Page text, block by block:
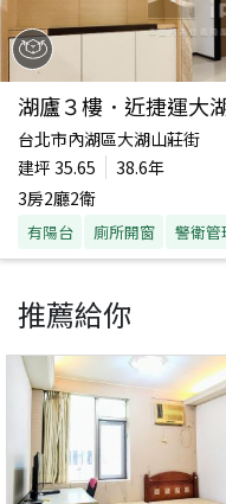
台北市內湖區大湖山莊街
建坪 35.65
38.6年
3房2廳2衛
有陽台 廁所開窗 警衛管
推薦給你